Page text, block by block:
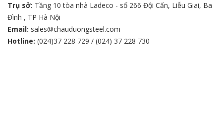
Trụ sở: Tầng 10 tòa nhà Ladeco - số 266 Đội Cấn, Liễu Giai, Ba
Đình , TP Hà Nội
Email: sales@chauduongsteel.com
Hotline: (024)37 228 729 / (024) 37 228 730